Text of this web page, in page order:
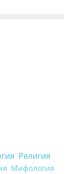
Религия
Мифология